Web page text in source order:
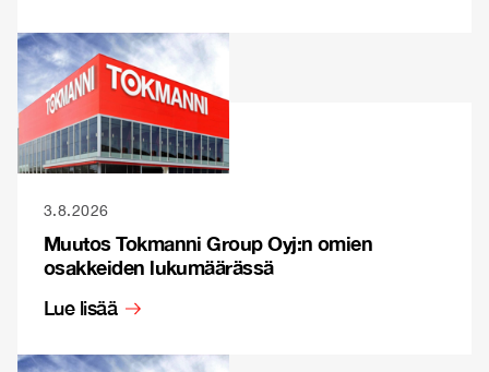
3.8.2026
Muutos Tokmanni Group Oyj:n omien
osakkeiden lukumäärässä
Lue lisää